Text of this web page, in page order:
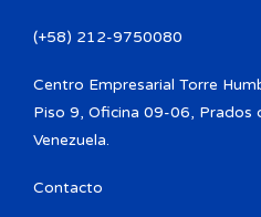
(+58) 212-9750080​
Centro Empresarial Torre
Piso 9, Oficina 09-06, Prados
Venezuela.
Contacto